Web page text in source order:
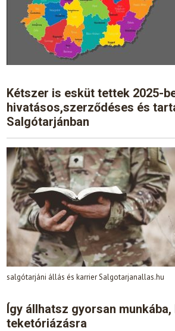
Kétszer is esküt tettek 2025-
hivatásos,szerződéses és
Salgótarjánban
salgótarjáni állás és karrier Salgotarjanallas.hu
Így állhatsz gyorsan munkába,
teketóriázásra